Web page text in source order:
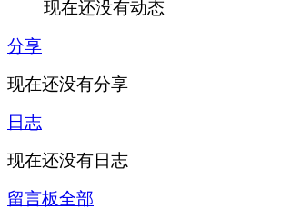
现在还没有动态
分享
现在还没有分享
日志
现在还没有日志
留言板全部